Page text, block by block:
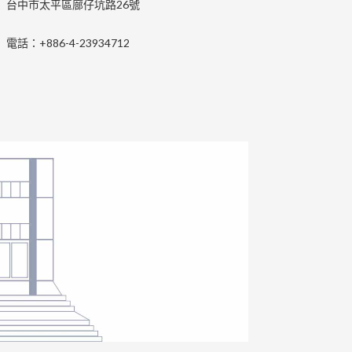
台中市太平區廍仔坑路26號
電話：+886-4-23934712